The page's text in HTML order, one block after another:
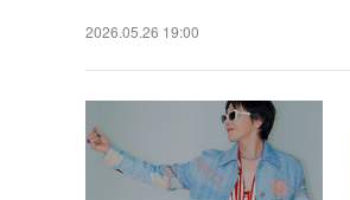
2026.05.26 19:00